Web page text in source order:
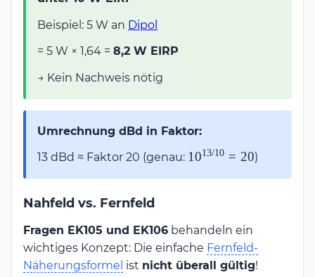
Beispiel: 5 W an Dipol
= 5 W × 1,64 = 8,2 W EIRP
→ Kein Nachweis nötig
Umrechnung dBd in Faktor:
13 dBd ≈ Faktor 20 (genau: 10^{13/10}
1013/10 = 20)
Nahfeld vs. Fernfeld
Fragen EK105 und EK106 behandeln ein
wichtiges Konzept: Die einfache Fernfeld-
Näherungsformel ist nicht überall gültig!